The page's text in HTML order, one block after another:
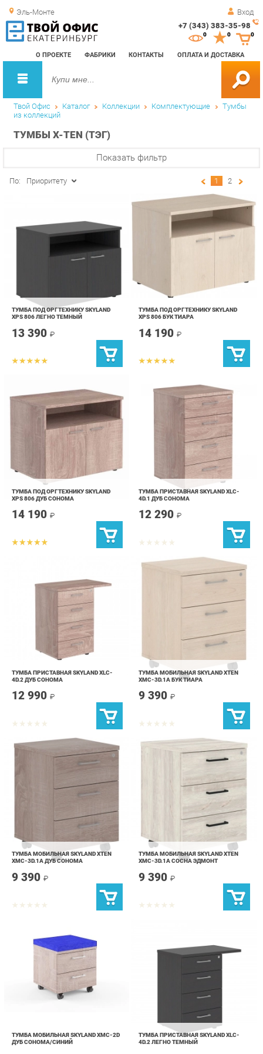
Эль-Монте Вход
+7 (343) 383-35-98
О ПРОЕКТЕ ФАБРИКИ КОНТАКТЫ ОПЛАТА И ДОСТАВКА
0 0
Твой Офис Каталог Коллекции Комплектующие Тумбы
из коллекций
ТУМБЫ X-TEN (ТЭГ)
ТУМБА ПОД ОРГТЕХНИКУ SKYLAND
XPS 806 ЛЕГНО ТЕМНЫЙ
13 390₽
ТУМБА ПОД ОРГТЕХНИКУ SKYLAND
14 190₽
ТУМБА ПОД ОРГТЕХНИКУ SKYLAND
XPS 806 ДУБ СОНОМА
14 190₽
ТУМБА ПРИСТАВНАЯ SKYLAND XLC-
4D.1 ДУБ СОНОМА
12 290₽
ТУМБА ПРИСТАВНАЯ SKYLAND XLC-
4D.2 ДУБ СОНОМА
12 990₽
ТУМБА МОБИЛЬНАЯ SKYLAND XTEN
9 390₽
ТУМБА МОБИЛЬНАЯ SKYLAND XTEN
9 390₽
ТУМБА МОБИЛЬНАЯ SKYLAND XTEN
XMC-3D.1A СОСНА ЭДМОНТ
9 390₽
ТУМБА МОБИЛЬНАЯ SKYLAND XMC-2D
ДУБ СОНОМА/СИНИЙ
ТУМБА ПРИСТАВНАЯ SKYLAND XLC-